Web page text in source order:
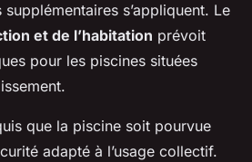
s’appliquent. Le
et de l’habitation prévoit
pour les piscines situées
que la piscine soit pourvue
adapté à l’usage collectif.